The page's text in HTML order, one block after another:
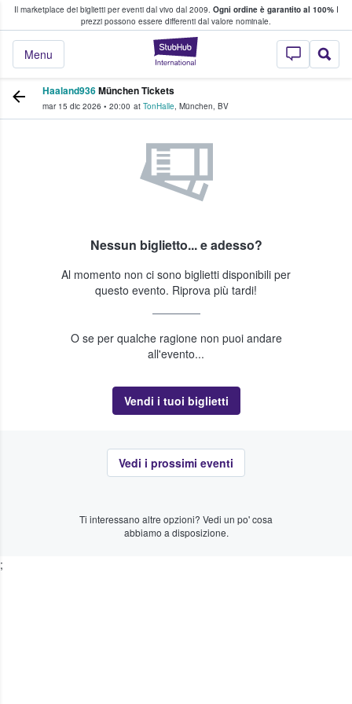
Il marketplace dei biglietti per eventi dal vivo dal 2009. Ogni ordine è garantito al 100%I
prezzi possono essere differenti dal valore nominale.
StubHub - Dove
Menu
fan comprano e vendono biglietti
Haaland936München Tickets
mar 15 dic 2026 • 20:00 at TonHalle, München, BV
Nessun biglietto... e adesso?
Al momento non ci sono biglietti disponibili per
questo evento. Riprova più tardi!
O se per qualche ragione non puoi andare
all'evento...
Vendi i tuoi biglietti
Vedi i prossimi eventi
Ti interessano altre opzioni? Vedi un po' cosa
abbiamo a disposizione.
;